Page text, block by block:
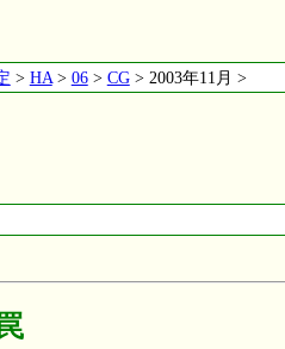
> HA> 06> CG> 2003年11月 >